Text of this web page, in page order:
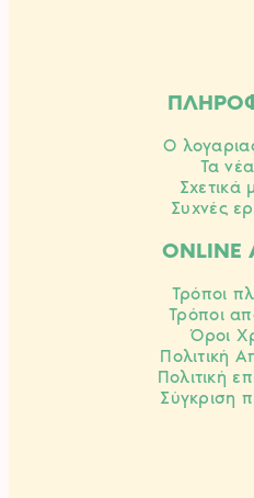
Ο
Τα
Σχετικά
Συχνές
ONLINE
Τρόποι
Τρόποι
Όροι
Πολιτική
Πολιτική
Σύγκριση